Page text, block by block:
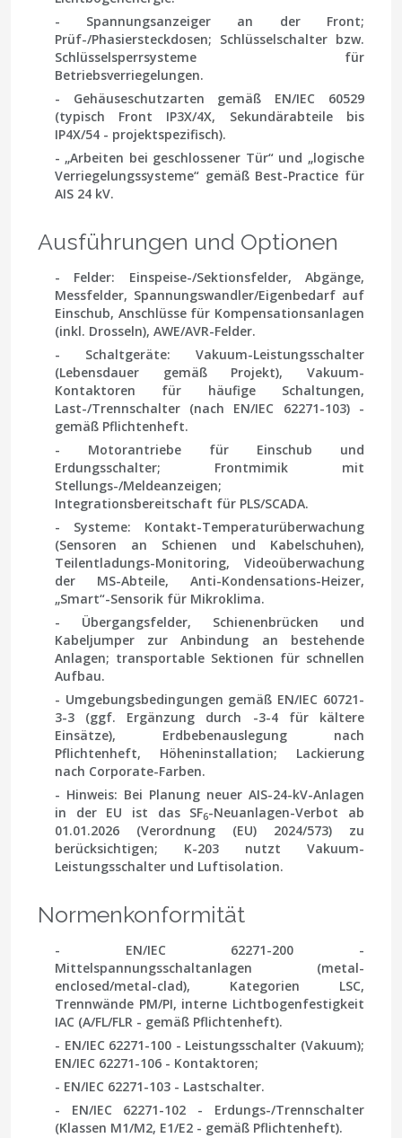
- Spannungsanzeiger an der Front;
Prüf-/Phasiersteckdosen; Schlüsselschalter bzw.
Schlüsselsperrsysteme für
Betriebsverriegelungen.
- Gehäuseschutzarten gemäß EN/IEC 60529
(typisch Front IP3X/4X, Sekundärabteile bis
IP4X/54 - projektspezifisch).
- „Arbeiten bei geschlossener Tür“ und „logische
Verriegelungssysteme“ gemäß Best-Practice für
AIS 24 kV.
Ausführungen und Optionen
- Felder: Einspeise-/Sektionsfelder, Abgänge,
Messfelder, Spannungswandler/Eigenbedarf auf
Einschub, Anschlüsse für Kompensationsanlagen
(inkl. Drosseln), AWE/AVR-Felder.
- Schaltgeräte: Vakuum-Leistungsschalter
(Lebensdauer gemäß Projekt), Vakuum-
Kontaktoren für häufige Schaltungen,
Last-/Trennschalter (nach EN/IEC 62271-103) -
gemäß Pflichtenheft.
- Motorantriebe für Einschub und
Erdungsschalter; Frontmimik mit
Stellungs-/Meldeanzeigen;
Integrationsbereitschaft für PLS/SCADA.
- Systeme: Kontakt-Temperaturüberwachung
(Sensoren an Schienen und Kabelschuhen),
Teilentladungs-Monitoring, Videoüberwachung
der MS-Abteile, Anti-Kondensations-Heizer,
„Smart“-Sensorik für Mikroklima.
- Übergangsfelder, Schienenbrücken und
Kabeljumper zur Anbindung an bestehende
Anlagen; transportable Sektionen für schnellen
Aufbau.
- Umgebungsbedingungen gemäß EN/IEC 60721-
3-3(ggf. Ergänzung durch -3-4für kältere
Einsätze), Erdbebenauslegung nach
Pflichtenheft, Höheninstallation; Lackierung
nach Corporate-Farben.
- Hinweis: Bei Planung neuer AIS-24-kV-Anlagen
in der EU ist das SF6-Neuanlagen-Verbot ab
01.01.2026(Verordnung (EU) 2024/573) zu
berücksichtigen; K-203nutzt Vakuum-
Leistungsschalter und Luftisolation.
Normenkonformität
- EN/IEC 62271-200 -
Mittelspannungsschaltanlagen (metal-
enclosed/metal-clad), Kategorien LSC,
Trennwände PM/PI, interne Lichtbogenfestigkeit
IAC (A/FL/FLR - gemäß Pflichtenheft).
- EN/IEC 62271-100 - Leistungsschalter (Vakuum);
EN/IEC 62271-106- Kontaktoren;
- EN/IEC 62271-103- Lastschalter.
- EN/IEC 62271-102 - Erdungs-/Trennschalter
(Klassen M1/M2, E1/E2 - gemäß Pflichtenheft).